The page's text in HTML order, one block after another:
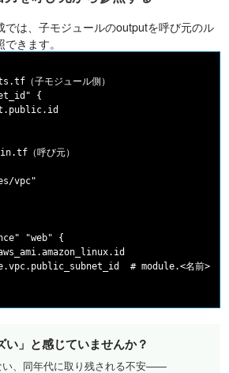
では、子モジュールのoutputを呼び元のル
きます。
（子モジュール側）
{
（呼び元）
vpc"
"web" {
# module.<名前>.
い」と感じていませんか？
い、同年代に取り残される不安——